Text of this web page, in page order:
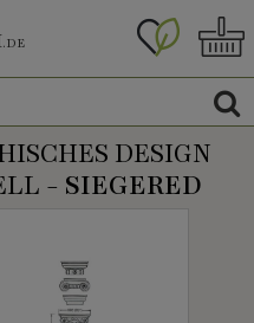
.DE
DESIGN
- SIEGERED